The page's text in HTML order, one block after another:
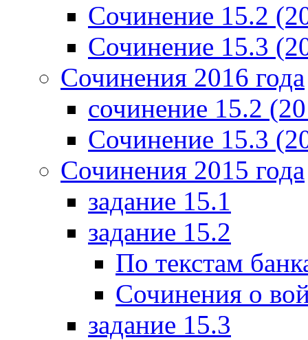
Сочинение 15.2
Сочинение 15.3
Сочинения 2016 года
сочинение 15.2
Сочинение 15.3
Сочинения 2015 года
задание 15.1
задание 15.2
По текстам
Сочинения о
задание 15.3